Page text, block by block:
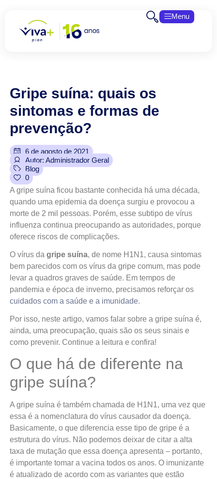
Menu
Gripe suína: quais os
sintomas e formas de
prevenção?
6 de agosto de 2021
Autor: Administrador Geral
Blog
0
A gripe suína ficou bastante conhecida há uma década,
quando uma epidemia da doença surgiu e provocou a
morte de 2 mil pessoas. Porém, esse subtipo de vírus
influenza continua preocupando as autoridades, porque
oferece riscos de complicações.
O vírus da gripe suína, de nome H1N1, causa sintomas
bem parecidos com os vírus da gripe comum, mas pode
levar a quadros graves de saúde. Em tempos de
pandemia e época de inverno, precisamos reforçar os
cuidados com a saúde e a imunidade.
Por isso, neste artigo, vamos falar sobre a gripe suína é,
ainda, uma preocupação, quais são os seus sinais e
como prevenir. Continue a leitura e confira!
O que há de diferente na
gripe suína?
A gripe suína é também chamada de H1N1, uma vez que
essa é a nomenclatura do vírus causador da doença.
Basicamente, o que diferencia esse tipo de gripe é a
estrutura do vírus. Não podemos deixar de citar a alta
taxa de mutação que essa doença apresenta – portanto,
é importante tomar a vacina todos os anos. O imunizante
é atualizado de acordo com as variantes que estão